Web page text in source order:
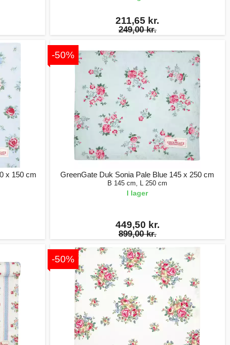
211,65 kr.
249,00 kr.
x 150 cm
-50%
GreenGate Duk Sonia Pale Blue 145 x 250 cm
B 145 cm, L 250 cm
I lager
449,50 kr.
899,00 kr.
-50%